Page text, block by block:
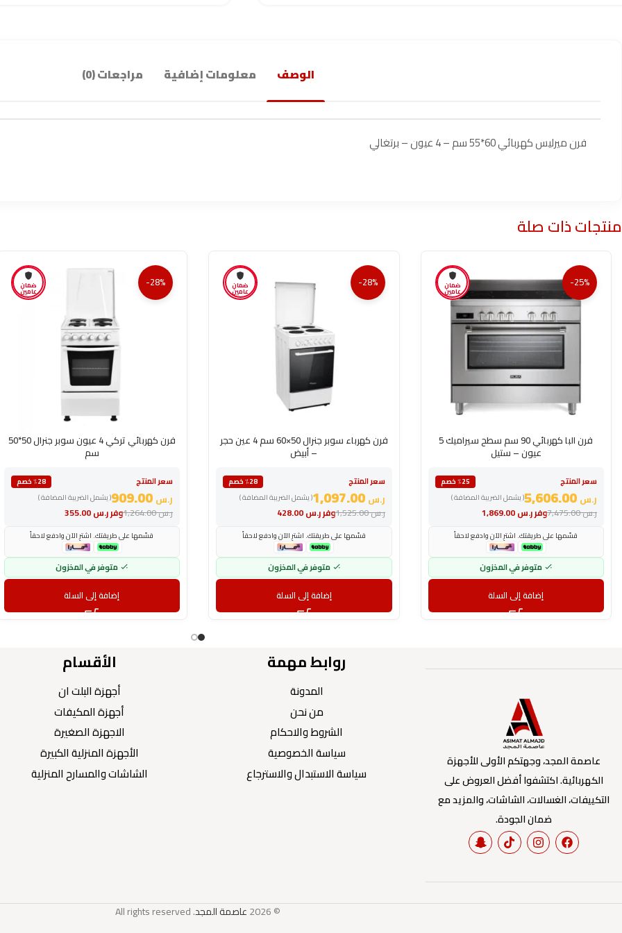
الوصف معلومات إضافية مراجعات (0)
فرن ميرليس كهربائي 60*55 سم – 4 عيون – برتغالي
منتجات ذات صلة
ضمان
عامين
-25%
فرن البا كهربائي 90 سم سطح سيراميك 5
عيون – ستيل
سعر المنتج
٪25 خصم
( يشمل الضريبة المضافة )
ر.س
وفرر.س ر.س7,475.00
قسّمها على طريقتك. اشترِ الآن وادفع لاحقاً
متوفر في المخزون
إضافة إلى السلة
ضمان
عامين
-28%
فرن كهرباء سوبر جنرال 50×60 سم 4 عين حجر
– أبيض
سعر المنتج
٪28 خصم
( يشمل الضريبة المضافة )
ر.س 1,097.00
وفرر.س428.00 ر.س1,525.00
قسّمها على طريقتك. اشترِ الآن وادفع لاحقاً
متوفر في المخزون
إضافة إلى السلة
ضمان
عامين
-28%
فرن كهربائي تركي 4 عيون سوبر جنرال 50*50
سم
سعر المنتج
٪28 خصم
( يشمل الضريبة المضافة )
ر.س
وفرر.س ر.س1,264.00
قسّمها على طريقتك. اشترِ الآن وادفع لاحقاً
متوفر في المخزون
إضافة إلى السلة
عاصمة المجد، وجهتكم الأولى للأجهزة
الكهربائية. اكتشفوا أفضل العروض على
التكييفات، الغسالات، الشاشات، والمزيد مع
ضمان الجودة.
روابط مهمة
المدونة
من نحن
الشروط والاحكام
سياسة الخصوصية
سياسة الاستبدال والاسترجاع
الأقسام
أجهزة البلت ان
أجهزة المكيفات
الاجهزة الصغيرة
الأجهزة المنزلية الكبيرة
الشاشات والمسارح المنزلية
© 2026 عاصمة المجد. All rights reserved